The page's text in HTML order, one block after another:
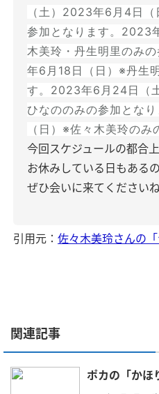
（土） 2023年6月4日（
参加となります。 2023
木美玲・丹生明里のみの
年6月18日（日）※丹生
す。 2023年6月24日（
ひなののみの参加となり
（日）※佐々木美玲のみ
今回スケジュールの都合上
お休みしている日もある
ぜひ会いに来てください
引用元： 佐々木美玲さんの「
関連記事
ポカの「かほ